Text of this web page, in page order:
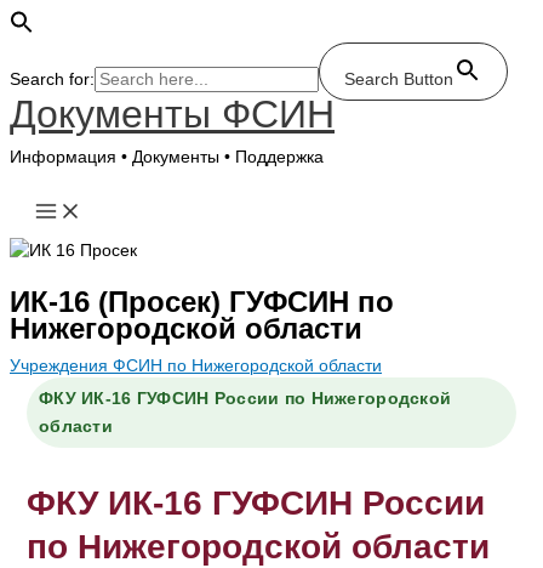
Search for:
Search Button
Перейти
к
содержимому
Документы ФСИН
Информация • Документы • Поддержка
ИК-16 (Просек) ГУФСИН по
Нижегородской области
Учреждения ФСИН по Нижегородской области
ФКУ ИК-16 ГУФСИН России по Нижегородской
области
ФКУ ИК-16 ГУФСИН России
по Нижегородской области